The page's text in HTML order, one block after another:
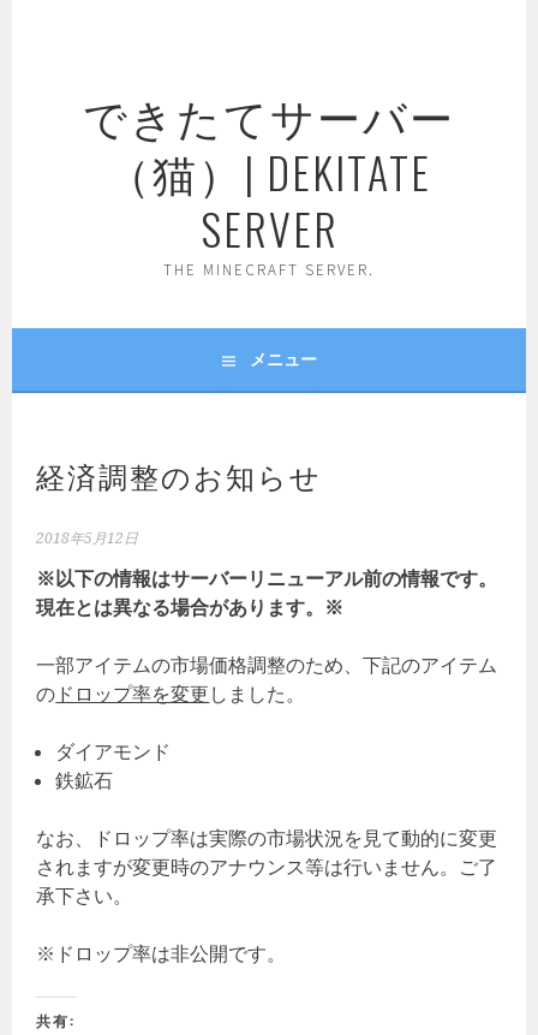
できたてサーバー
（猫）| DEKITATE
SERVER
THE MINECRAFT SERVER.
メニュー
経済調整のお知らせ
2018年5月12日
※以下の情報はサーバーリニューアル前の情報です。
現在とは異なる場合があります。※
一部アイテムの市場価格調整のため、下記のアイテム
の ドロップ率を変更 しました。
ダイアモンド
鉄鉱石
なお、ドロップ率は実際の市場状況を見て動的に変更
されますが変更時のアナウンス等は行いません。ご了
承下さい。
※ドロップ率は非公開です。
共有: